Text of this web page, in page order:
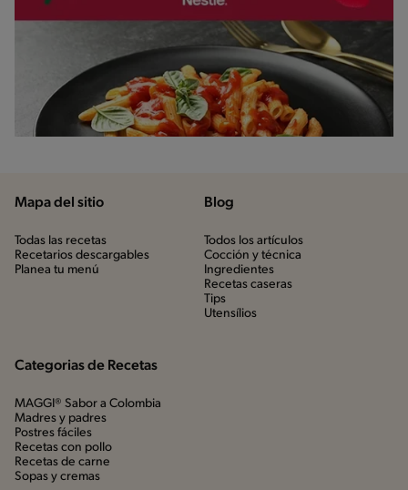
Mapa del sitio
Todas las recetas
Recetarios descargables
Planea tu menú
Blog
Todos los artículos
Cocción y técnica
Ingredientes
Recetas caseras
Tips
Utensílios
Categorias de Recetas
MAGGI® Sabor a Colombia
Madres y padres
Postres fáciles
Recetas con pollo
Recetas de carne
Sopas y cremas